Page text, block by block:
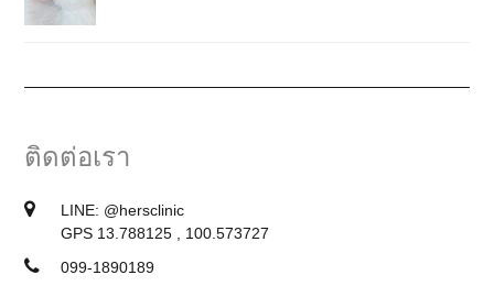
ติดต่อเรา
LINE: @hersclinic
GPS 13.788125 , 100.573727
099-1890189